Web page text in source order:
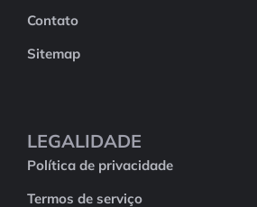
Contato
Sitemap
LEGALIDADE
Política de privacidade
Termos de serviço